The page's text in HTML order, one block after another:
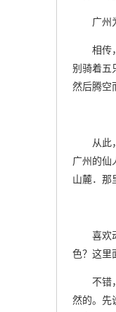
广州
相传
别骑着五
然后腾空
从此
广州的仙
山麓．那
喜欢
色？这里
不错
然的。先